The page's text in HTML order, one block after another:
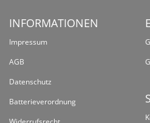
INFORMATIONEN
Impressum
AGB
Datenschutz
Batterieverordnung